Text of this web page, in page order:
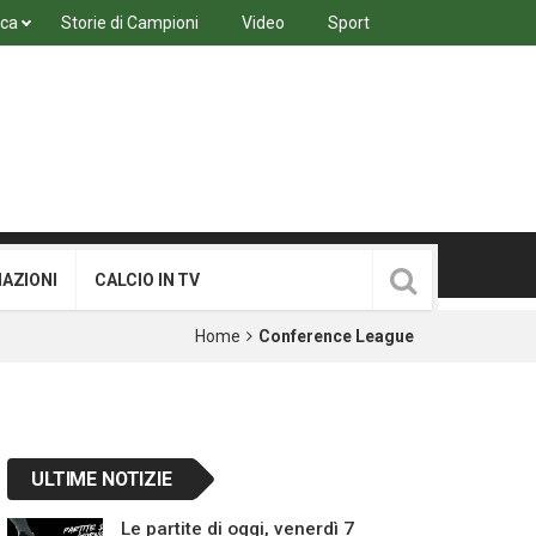
Storie di Campioni Video Sport
CALCIO IN TV
Home Conference League
ULTIME NOTIZIE
Le partite di oggi, venerdì 7